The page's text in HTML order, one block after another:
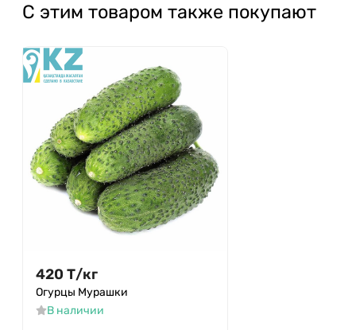
С этим товаром также покупают
420 Т/кг
Огурцы Мурашки
В наличии